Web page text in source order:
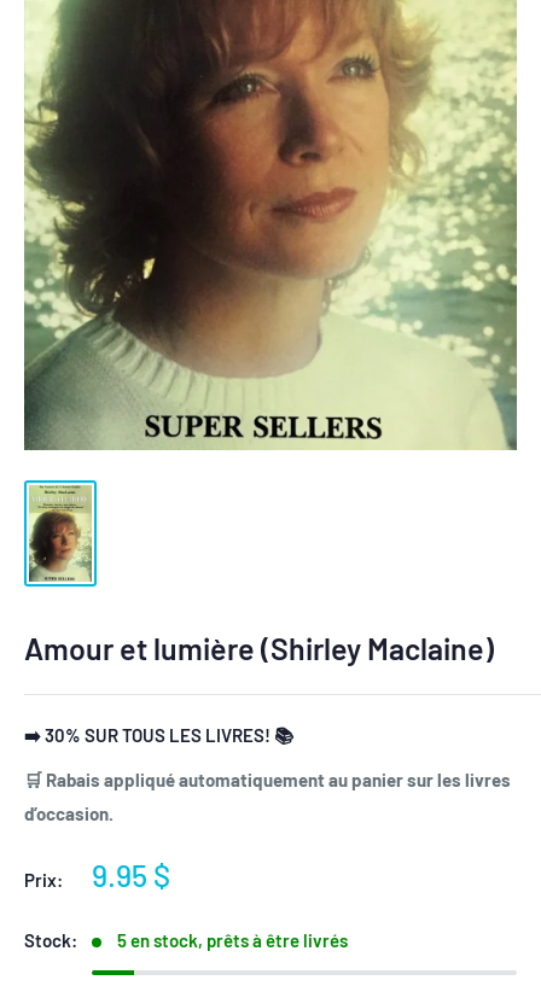
Amour et lumière (Shirley Maclaine)
➡️ 30% SUR TOUS LES LIVRES! 📚
🛒 Rabais appliqué automatiquement au panier sur les livres
d’occasion.
Prix:
Prix
9.95 $
Stock: 5 en stock, prêts à être livrés